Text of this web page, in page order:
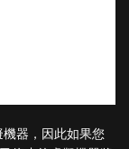
器，因此如果您